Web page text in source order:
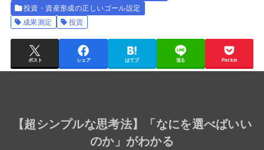
投資・資産形成の正しいゴール設定
成果測定
投資
ポスト シェア はてブ 送る Pocket
【超シンプルな思考法】「なにを選べばいい
のか」がわかる